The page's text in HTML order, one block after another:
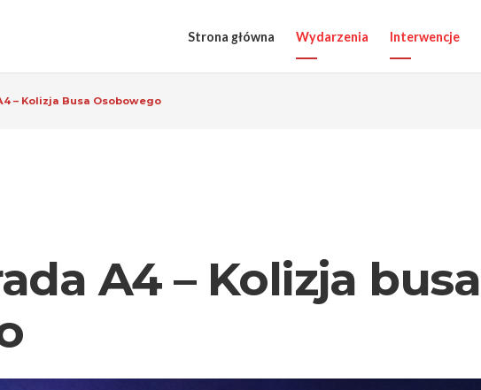
Strona główna Wydarzenia Interwencje
– Kolizja Busa Osobowego
A4 – Kolizja busa